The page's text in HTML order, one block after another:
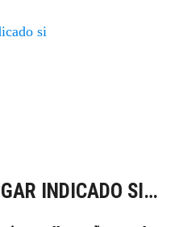
si
INDICADO SI…